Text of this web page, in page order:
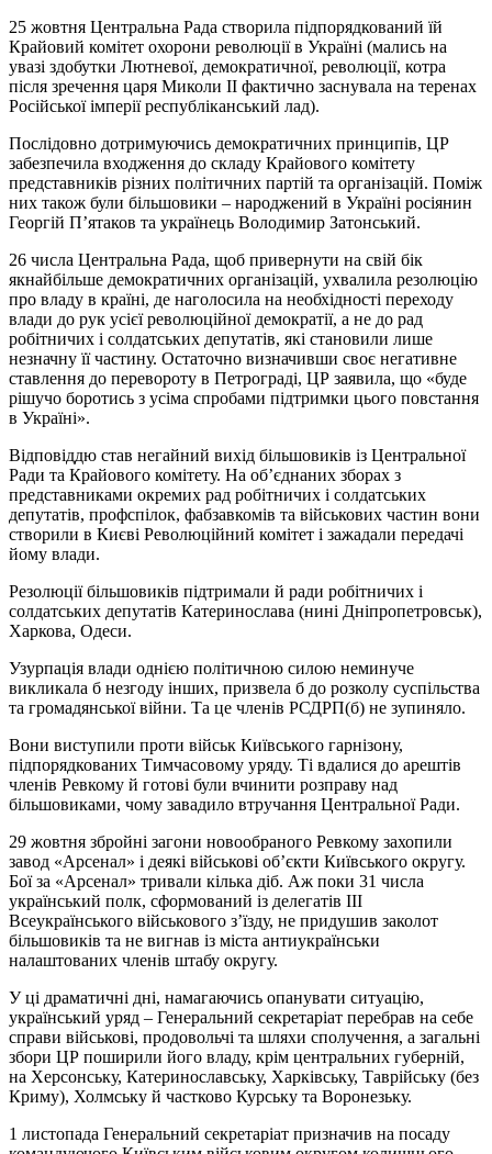
25 жовтня Центральна Рада створила підпорядкований їй
Крайовий комітет охорони революції в Україні (мались на
увазі здобутки Лютневої, демократичної, революції, котра
після зречення царя Миколи II фактично заснувала на теренах
Російської імперії республіканський лад).
Послідовно дотримуючись демократичних принципів, ЦР
забезпечила входження до складу Крайового комітету
представників різних політичних партій та організацій. Поміж
них також були більшовики – народжений в Україні росіянин
Георгій П’ятаков та українець Володимир Затонський.
26 числа Центральна Рада, щоб привернути на свій бік
якнайбільше демократичних організацій, ухвалила резолюцію
про владу в країні, де наголосила на необхідності переходу
влади до рук усієї революційної демократії, а не до рад
робітничих і солдатських депутатів, які становили лише
незначну її частину. Остаточно визначивши своє негативне
ставлення до перевороту в Петрограді, ЦР заявила, що «буде
рішучо боротись з усіма спробами підтримки цього повстання
в Україні».
Відповіддю став негайний вихід більшовиків із Центральної
Ради та Крайового комітету. На об’єднаних зборах з
представниками окремих рад робітничих і солдатських
депутатів, профспілок, фабзавкомів та військових частин вони
створили в Києві Революційний комітет і зажадали передачі
йому влади.
Резолюції більшовиків підтримали й ради робітничих і
солдатських депутатів Катеринослава (нині Дніпропетровськ),
Харкова, Одеси.
Узурпація влади однією політичною силою неминуче
викликала б незгоду інших, призвела б до розколу суспільства
та громадянської війни. Та це членів РСДРП(б) не зупиняло.
Вони виступили проти військ Київського гарнізону,
підпорядкованих Тимчасовому уряду. Ті вдалися до арештів
членів Ревкому й готові були вчинити розправу над
більшовиками, чому завадило втручання Центральної Ради.
29 жовтня збройні загони новообраного Ревкому захопили
завод «Арсенал» і деякі військові об’єкти Київського округу.
Бої за «Арсенал» тривали кілька діб. Аж поки 31 числа
український полк, сформований із делегатів ІІІ
Всеукраїнського військового з’їзду, не придушив заколот
більшовиків та не вигнав із міста антиукраїнськи
налаштованих членів штабу округу.
У ці драматичні дні, намагаючись опанувати ситуацію,
український уряд – Генеральний секретаріат перебрав на себе
справи військові, продовольчі та шляхи сполучення, а загальні
збори ЦР поширили його владу, крім центральних губерній,
на Херсонську, Катеринославську, Харківську, Таврійську (без
Криму), Холмську й частково Курську та Воронезьку.
1 листопада Генеральний секретаріат призначив на посаду